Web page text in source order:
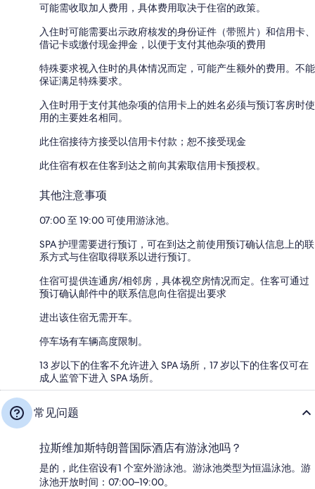
可能需收取加人费用，具体费用取决于住宿的政策。
入住时可能需要出示政府核发的身份证件（带照片）和信用卡、
借记卡或缴付现金押金，以便于支付其他杂项的费用
特殊要求视入住时的具体情况而定，可能产生额外的费用。不能
保证满足特殊要求。
入住时用于支付其他杂项的信用卡上的姓名必须与预订客房时使
用的主要姓名相同。
此住宿接待方接受以信用卡付款；恕不接受现金
此住宿有权在住客到达之前向其索取信用卡预授权。
其他注意事项
07:00 至 19:00 可使用游泳池。
SPA 护理需要进行预订，可在到达之前使用预订确认信息上的联
系方式与住宿取得联系以进行预订。
住宿可提供连通房/相邻房，具体视空房情况而定。住客可通过
预订确认邮件中的联系信息向住宿提出要求
进出该住宿无需开车。
停车场有车辆高度限制。
13 岁以下的住客不允许进入 SPA 场所，17 岁以下的住客仅可在
成人监管下进入 SPA 场所。
常见问题
拉斯维加斯特朗普国际酒店有游泳池吗？
是的，此住宿设有1 个室外游泳池。游泳池类型为恒温泳池。游
泳池开放时间：07:00–19:00。